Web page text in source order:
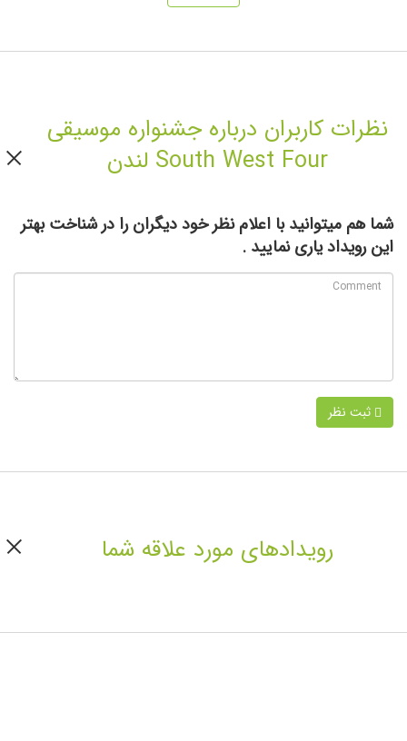
نظرات کاربران درباره جشنواره موسیقی
South West Four لندن
شما هم میتوانید با اعلام نظر خود دیگران را در شناخت بهتر
این رویداد یاری نمایید .
ثبت نظر
رویدادهای مورد علاقه شما